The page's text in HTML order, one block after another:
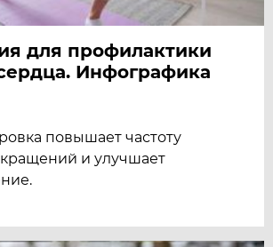
для профилактики
Инфографика
повышает частоту
и улучшает